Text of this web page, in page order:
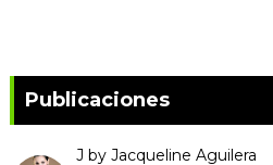
Publicaciones
J by Jacqueline Aguilera